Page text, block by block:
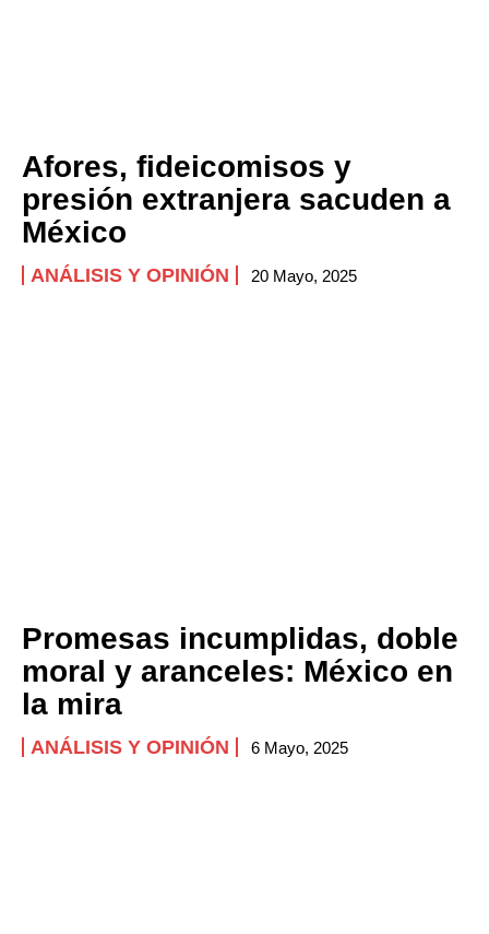
Afores, fideicomisos y
presión extranjera sacuden a
México
ANÁLISIS Y OPINIÓN 20 Mayo, 2025
Promesas incumplidas, doble
moral y aranceles: México en
la mira
ANÁLISIS Y OPINIÓN 6 Mayo, 2025